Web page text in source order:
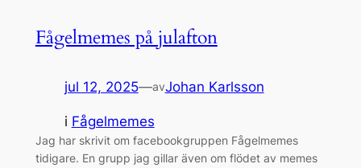
Fågelmemes på julafton
jul 12, 2025—avJohan Karlsson
i Fågelmemes
Jag har skrivit om facebookgruppen Fågelmemes
tidigare. En grupp jag gillar även om flödet av memes